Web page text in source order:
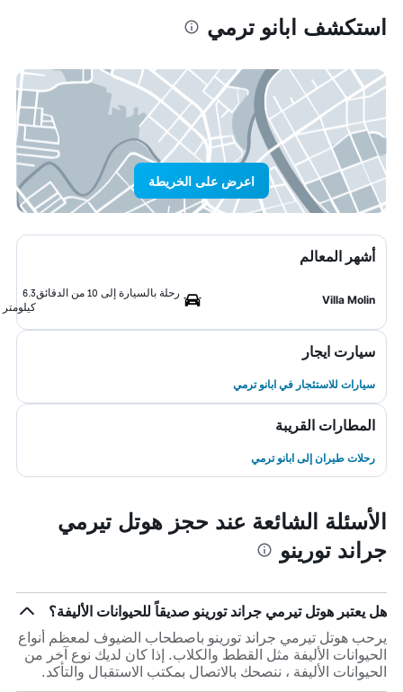
استكشف ابانو ترمي
اعرض على الخريطة
أشهر المعالم
Villa Molin
رحلة بالسيارة إلى 10 من الدقائق
6.3
كيلومتر
سيارت ايجار
سيارات للاستئجار في ابانو ترمي
المطارات القريبة
رحلات طيران إلى ابانو ترمي
الأسئلة الشائعة عند حجز هوتل تيرمي
جراند تورينو
هل يعتبر هوتل تيرمي جراند تورينو صديقاً للحيوانات الأليفة؟
يرحب هوتل تيرمي جراند تورينو باصطحاب الضيوف لمعظم أنواع
الحيوانات الأليفة مثل القطط والكلاب. إذا كان لديك نوع آخر من
الحيوانات الأليفة ، ننصحك بالاتصال بمكتب الاستقبال والتأكد.